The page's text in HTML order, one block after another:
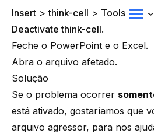
Insert >think-cell > Tools
Deactivate think-cell.
Feche o PowerPoint e o Excel.
Abra o arquivo afetado.
Solução
Se o problema ocorrer
está ativado, gostaríamos que
arquivo agressor, para nos